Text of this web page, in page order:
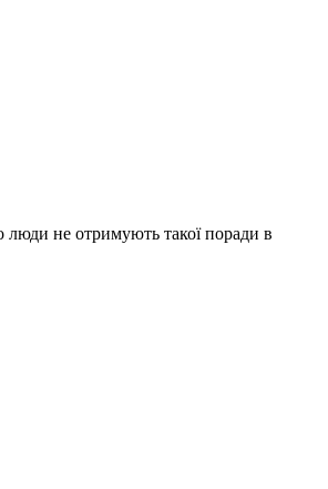
люди не отримують такої поради в